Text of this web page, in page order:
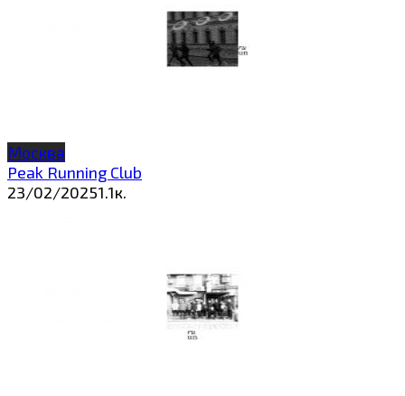
Москва
Peak Running Club
23/02/20251.1к.